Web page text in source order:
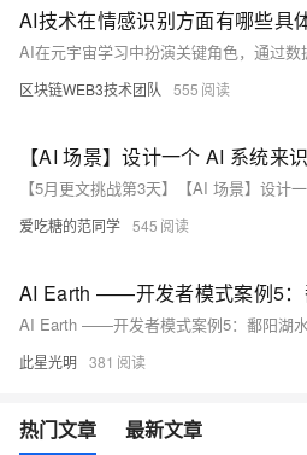
AI技术在情感识别方面有哪些具
区块链WEB3技术团队 555
【AI 场景】设计一个 AI 系统来
爱吃糖的范同学 545
AI Earth ——开发者模式案例5：
AI Earth ——开发者模式案例5：鄱阳湖
此星光明 381
热门文章 最新文章